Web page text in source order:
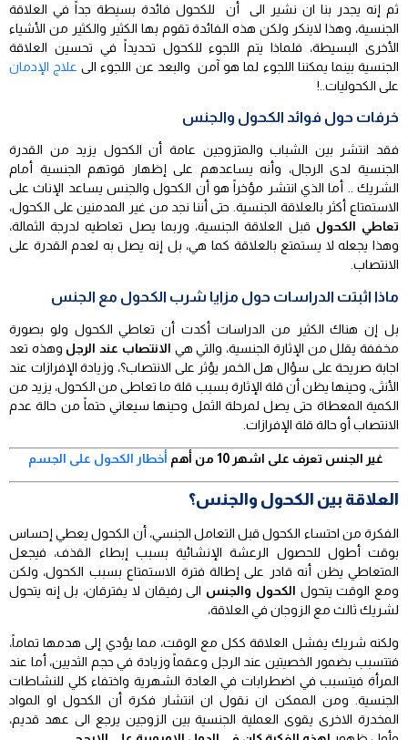
ثم إنه يجدر بنا ان نشير الى أن للكحول فائدة بسيطة جداً في العلاقة
الجنسية، وهذا لاينكر ولكن هذه الفائدة تقوم بها الكثير والكثير من الأشياء
الأخرى البسيطة، فلماذا يتم اللجوء للكحول تحديداً في تحسين العلاقة
الجنسية بينما يمكننا اللجوء لما هو آمن والبعد عن اللجوء الى علاج الإدمان
على الكحوليات..!
خرفات حول فوائد الكحول والجنس
فقد انتشر بين الشباب والمتزوجين عامة أن الكحول يزيد من القدرة
الجنسية لدى الرجال، وأنه يساعدهم على إظهار قوتهم الجنسية أمام
الشريك .. أما الذي انتشر مؤخراً هو أن الكحول والجنس يساعد الإناث على
الاستمتاع أكثر بالعلاقة الجنسية. حتى أننا نجد من غير المدمنين على الكحول،
تعاطي الكحول قبل العلاقة الجنسية، وربما يصل تعاطيه لدرجة الثمالة،
وهذا يجعله لا يستمتع بالعلاقة كما هي، بل إنه يصل به لعدم القدرة على
الانتصاب.
ماذا اثبتت الدراسات حول مزايا شرب الكحول مع الجنس
بل إن هناك الكثير من الدراسات أكدت أن تعاطي الكحول ولو بصورة
مخففة يقلل من الإثارة الجنسية، والتي هي الانتصاب عند الرجل وهذه تعد
اجابة صريحة على سؤال هل الخمر يؤثر على الانتصاب؟، وزيادة الإفرازات عند
الأنثى، وحينها يظن أن قلة الإثارة بسبب قلة ما تعاطى من الكحول، يزيد من
الكمية المعطاة حتى يصل لمرحلة الثمل وحينها سيعاني حتماً من حالة عدم
الانتصاب أو حالة قلة الإفرازات.
غير الجنس تعرف على اشهر 10 من أهم أخطار الكحول على الجسم
العلاقة بين الكحول والجنس؟
الفكرة من احتساء الكحول قبل التعامل الجنسي، أن الكحول يعطي إحساس
بوقت أطول للحصول الرعشة الإنشائية بسبب إبطاء القذف، فيجعل
المتعاطي يظن أنه قادر على إطالة فترة الاستمتاع بسبب الكحول، ولكن
ومع الوقت يتحول الكحول والجنس الى رفيقان لا يفترقان، بل إنه يتحول
لشريك ثالث مع الزوجان في العلاقة،
ولكنه شريك يفشل العلاقة ككل مع الوقت، مما يؤدي إلى هدمها تماماً،
فتتسبب بضمور الخصيتين عند الرجل وعقماً وزيادة في حجم الثديين، أما عند
المرأة فيتسبب في اضطرابات في العادة الشهرية واختفاء كلي للنشاطات
الجنسية. ومن الممكن ان نقول ان انتشار فكرة أن الكحول او المواد
المخدرة الاخرى يقوى العملية الجنسية بين الزوجين يرجع الى عهد قديم،